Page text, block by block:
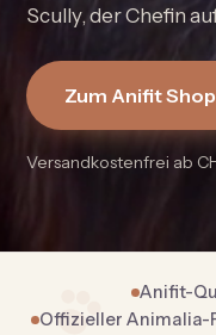
Scully, der Chefin
Zum Anifit Shop
Versandkostenfrei ab
Anifit-
Offizieller Animalia-